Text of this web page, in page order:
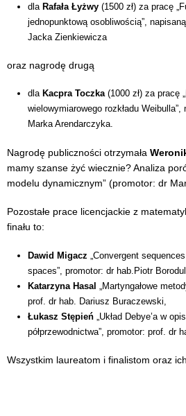
dla Rafała Łyżwy (1500 zł) za pracę
jednopunktową osobliwością”,
Jacka Zienkiewicza
oraz nagrodę drugą
dla Kacpra Toczka(1000 zł) za pracę
wielowymiarowego rozkładu
Marka Arendarczyka.
Nagrodę publiczności otrzymała
mamy szanse żyć wiecznie? Analiza
modelu dynamicznym” (promotor: dr
Pozostałe prace licencjackie z
finału to:
Dawid Migacz „Convergent
spaces”, promotor: dr hab.Piotr
Katarzyna Hasal
„Martyngałowe
prof. dr hab. Dariusz Buraczewski,
Łukasz Stępień „Układ Debye’a w
półprzewodnictwa”, promotor: prof. dr
Wszystkim laureatom i finalistom oraz